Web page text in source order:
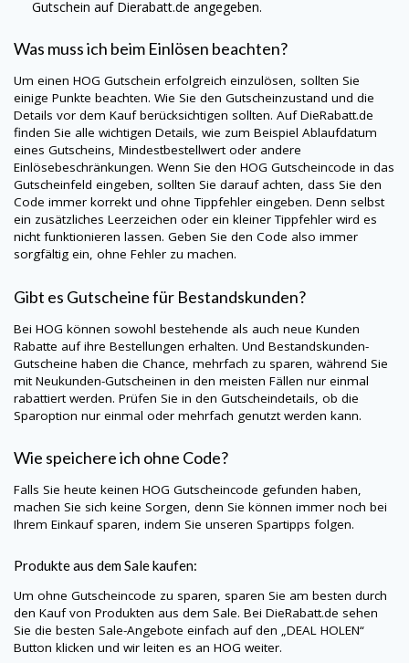
Gutschein auf Dierabatt.de angegeben.
Was muss ich beim Einlösen beachten?
Um einen HOG Gutschein erfolgreich einzulösen, sollten Sie
einige Punkte beachten. Wie Sie den Gutscheinzustand und die
Details vor dem Kauf berücksichtigen sollten. AufDieRabatt.de
finden Sie alle wichtigen Details, wie zum Beispiel Ablaufdatum
eines Gutscheins, Mindestbestellwert oder andere
Einlösebeschränkungen. Wenn Sie den HOG Gutscheincode in das
Gutscheinfeld eingeben, sollten Sie darauf achten, dass Sie den
Code immer korrekt und ohne Tippfehler eingeben. Denn selbst
ein zusätzliches Leerzeichen oder ein kleiner Tippfehler wird es
nicht funktionieren lassen. Geben Sie den Code also immer
sorgfältig ein, ohne Fehler zu machen.
Gibt es Gutscheine für Bestandskunden?
Bei HOG können sowohl bestehende als auch neue Kunden
Rabatte auf ihre Bestellungen erhalten. Und Bestandskunden-
Gutscheine haben die Chance, mehrfach zu sparen, während Sie
mit Neukunden-Gutscheinen in den meisten Fällen nur einmal
rabattiert werden. Prüfen Sie in den Gutscheindetails, ob die
Sparoption nur einmal oder mehrfach genutzt werden kann.
Wie speichere ich ohne Code?
Falls Sie heute keinen HOG Gutscheincode gefunden haben,
machen Sie sich keine Sorgen, denn Sie können immer noch bei
Ihrem Einkauf sparen, indem Sie unseren Spartipps folgen.
Produkte aus dem Sale kaufen:
Um ohne Gutscheincode zu sparen, sparen Sie am besten durch
den Kauf von Produkten aus dem Sale. Bei DieRabatt.de sehen
Sie die besten Sale-Angebote einfach auf den „DEAL HOLEN“
Button klicken und wir leiten es an HOG weiter.